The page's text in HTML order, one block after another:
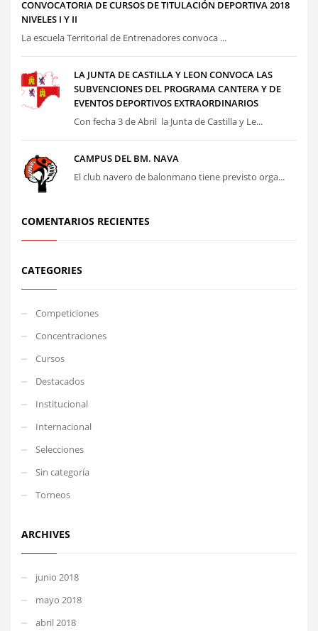
CONVOCATORIA DE CURSOS DE TITULACIÓN DEPORTIVA 2018
NIVELES I Y II
La escuela Territorial de Entrenadores convoca ...
LA JUNTA DE CASTILLA Y LEON CONVOCA LAS
SUBVENCIONES DEL PROGRAMA CANTERA Y DE
EVENTOS DEPORTIVOS EXTRAORDINARIOS
Con fecha 3 de Abril la Junta de Castilla y Le...
CAMPUS DEL BM. NAVA
El club navero de balonmano tiene previsto orga...
COMENTARIOS RECIENTES
CATEGORIES
Competiciones
Concentraciones
Cursos
Destacados
Institucional
Internacional
Selecciones
Sin categoría
Torneos
ARCHIVES
junio 2018
mayo 2018
abril 2018